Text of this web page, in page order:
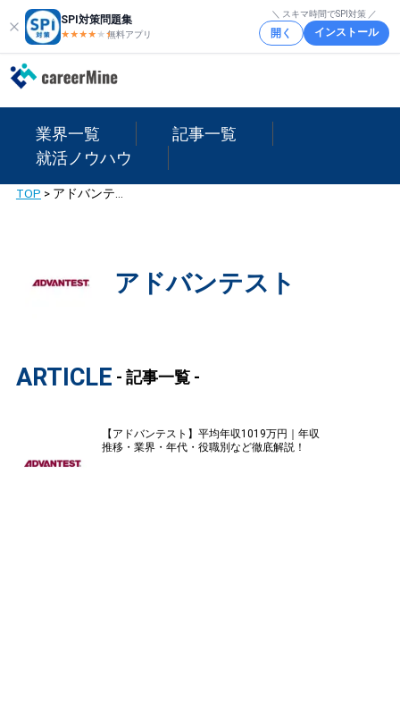
SPI対策問題集
★★★★ ★★
無料アプリ
＼ スキマ時間でSPI対策 ／
開く インストール
業界一覧
記事一覧
就活ノウハウ
TOP >
アドバンテスト
ARTICLE - 記事一覧 -
【アドバンテスト】平均年収1019万円｜年収
推移・業界・年代・役職別など徹底解説！